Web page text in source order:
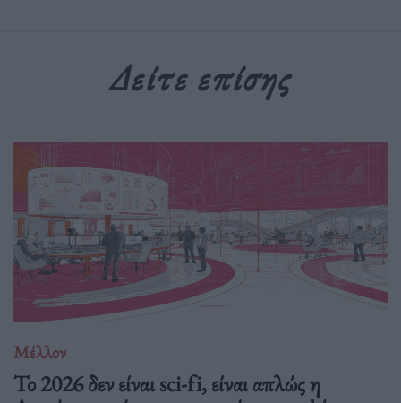
Δείτε επίσης
Μέλλον
Το 2026 δεν είναι sci-fi, είναι απλώς η